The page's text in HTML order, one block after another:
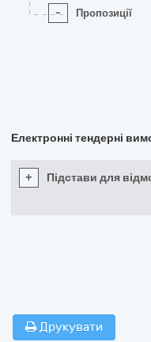
- Пропозиції
Електронні тендерні
+ Підстави для
Друкувати